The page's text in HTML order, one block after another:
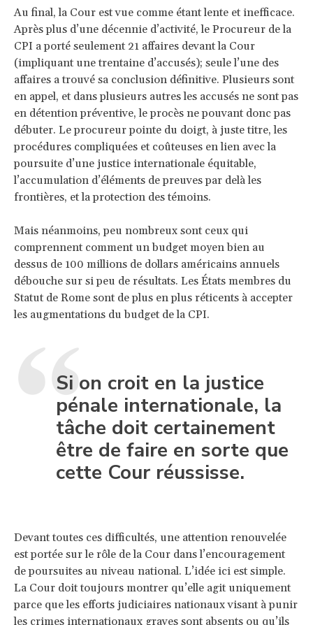
Au final, la Cour est vue comme étant lente et inefficace.
Après plus d’une décennie d’activité, le Procureur de la
CPI a porté seulement 21 affaires devant la Cour
(impliquant une trentaine d’accusés); seule l’une des
affaires a trouvé sa conclusion définitive. Plusieurs sont
en appel, et dans plusieurs autres les accusés ne sont pas
en détention préventive, le procès ne pouvant donc pas
débuter. Le procureur pointe du doigt, à juste titre, les
procédures compliquées et coûteuses en lien avec la
poursuite d’une justice internationale équitable,
l’accumulation d’éléments de preuves par delà les
frontières, et la protection des témoins.
Mais néanmoins, peu nombreux sont ceux qui
comprennent comment un budget moyen bien au
dessus de 100 millions de dollars américains annuels
débouche sur si peu de résultats. Les États membres du
Statut de Rome sont de plus en plus réticents à accepter
les augmentations du budget de la CPI.
Si on croit en la justice
pénale internationale, la
tâche doit certainement
être de faire en sorte que
cette Cour réussisse.
Devant toutes ces difficultés, une attention renouvelée
est portée sur le rôle de la Cour dans l’encouragement
de poursuites au niveau national. L’idée ici est simple.
La Cour doit toujours montrer qu’elle agit uniquement
parce que les efforts judiciaires nationaux visant à punir
les crimes internationaux graves sont absents ou qu’ils